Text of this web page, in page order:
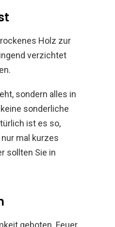
Holz zur
verzichtet
sondern alles in
sonderliche
ist es so,
mal kurzes
sollten Sie in
geboten. Feuer